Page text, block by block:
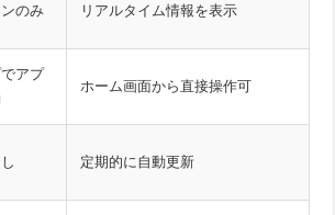
のみ リアルタイム情報を表示
アプ
ホーム画面から直接操作可
定期的に自動更新